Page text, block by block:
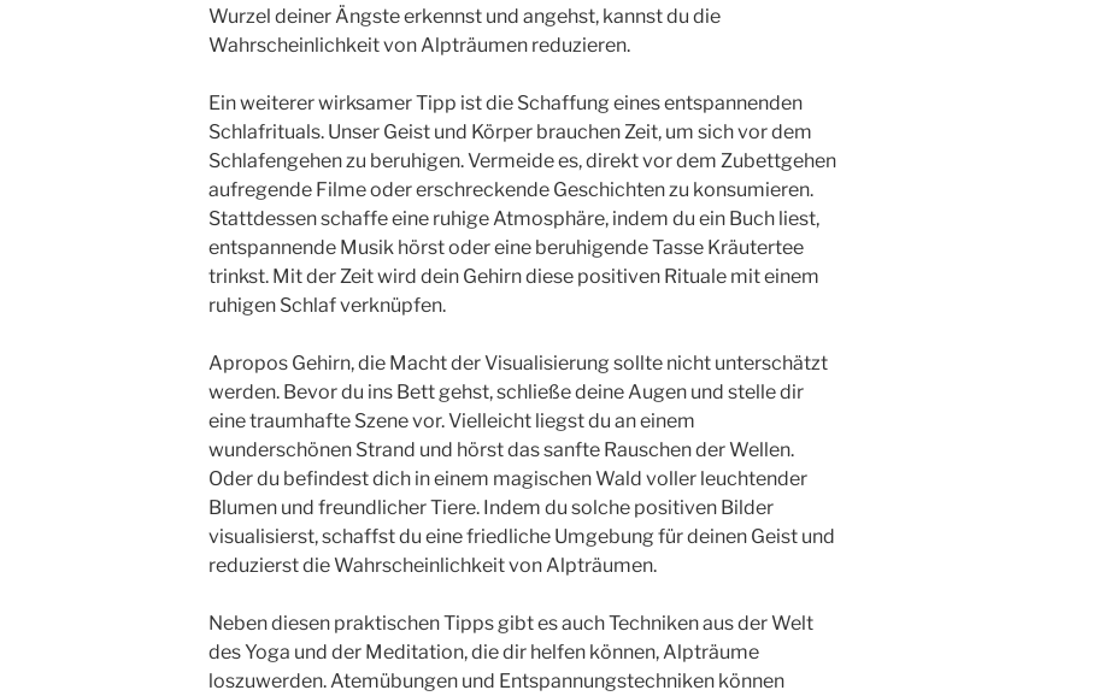
Wurzel deiner Ängste erkennst und angehst, kannst du die
Wahrscheinlichkeit von Alpträumen reduzieren.
Ein weiterer wirksamer Tipp ist die Schaffung eines entspannenden
Schlafrituals. Unser Geist und Körper brauchen Zeit, um sich vor dem
Schlafengehen zu beruhigen. Vermeide es, direkt vor dem Zubettgehen
aufregende Filme oder erschreckende Geschichten zu konsumieren.
Stattdessen schaffe eine ruhige Atmosphäre, indem du ein Buch liest,
entspannende Musik hörst oder eine beruhigende Tasse Kräutertee
trinkst. Mit der Zeit wird dein Gehirn diese positiven Rituale mit einem
ruhigen Schlaf verknüpfen.
Apropos Gehirn, die Macht der Visualisierung sollte nicht unterschätzt
werden. Bevor du ins Bett gehst, schließe deine Augen und stelle dir
eine traumhafte Szene vor. Vielleicht liegst du an einem
wunderschönen Strand und hörst das sanfte Rauschen der Wellen.
Oder du befindest dich in einem magischen Wald voller leuchtender
Blumen und freundlicher Tiere. Indem du solche positiven Bilder
visualisierst, schaffst du eine friedliche Umgebung für deinen Geist und
reduzierst die Wahrscheinlichkeit von Alpträumen.
Neben diesen praktischen Tipps gibt es auch Techniken aus der Welt
des Yoga und der Meditation, die dir helfen können, Alpträume
loszuwerden. Atemübungen und Entspannungstechniken können